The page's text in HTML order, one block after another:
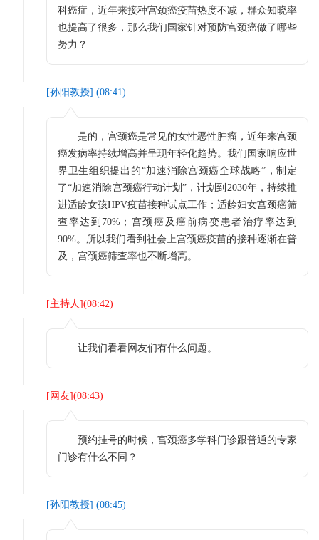
科癌症，近年来接种宫颈癌疫苗热度不减，群众知晓率
也提高了很多，那么我们国家针对预防宫颈癌做了哪些
努力？
[孙阳教授] (08:41)
是的，宫颈癌是常见的女性恶性肿瘤，近年来宫颈
癌发病率持续增高并呈现年轻化趋势。我们国家响应世
界卫生组织提出的“加速消除宫颈癌全球战略”，制定
了“加速消除宫颈癌行动计划”，计划到2030年，持续推
进适龄女孩HPV疫苗接种试点工作；适龄妇女宫颈癌筛
查率达到70%；宫颈癌及癌前病变患者治疗率达到
90%。所以我们看到社会上宫颈癌疫苗的接种逐渐在普
及，宫颈癌筛查率也不断增高。
[主持人](08:42)
让我们看看网友们有什么问题。
[ 网友](08:43)
预约挂号的时候，宫颈癌多学科门诊跟普通的专家
门诊有什么不同？
[孙阳教授] (08:45)